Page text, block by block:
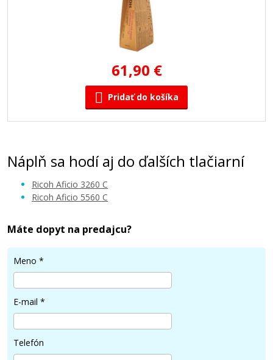
61,90 €
Pridať do košíka
Náplň sa hodí aj do ďalších tlačiarní
Ricoh Aficio 3260 C
Ricoh Aficio 5560 C
Máte dopyt na predajcu?
Meno *
E-mail *
Telefón